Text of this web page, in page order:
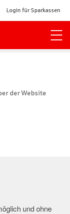
Login für Sparkassen
der Website
und ohne